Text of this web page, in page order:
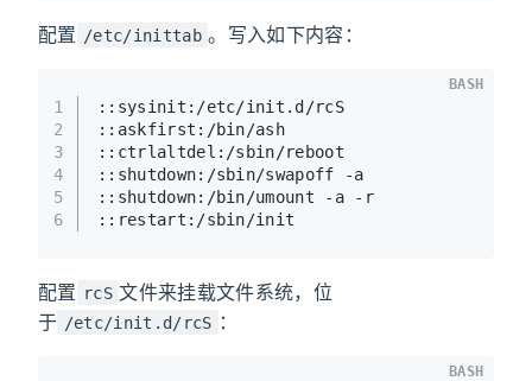
配置 /etc/inittab 。写入如下内容：
1
2
3
4
5
6
::sysinit:/etc/init.d/rcS
::askfirst:/bin/ash
::ctrlaltdel:/sbin/reboot
::shutdown:/sbin/swapoff -a
::shutdown:/bin/umount -a -r
::restart:/sbin/init
BASH
配置 rcS 文件来挂载文件系统，位
于 /etc/init.d/rcS ：
BASH